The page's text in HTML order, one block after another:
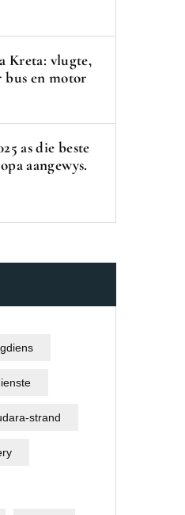
Kreta: vlugte,
bus en motor
as die beste
aangewys.
strand